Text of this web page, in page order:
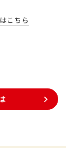
こちら